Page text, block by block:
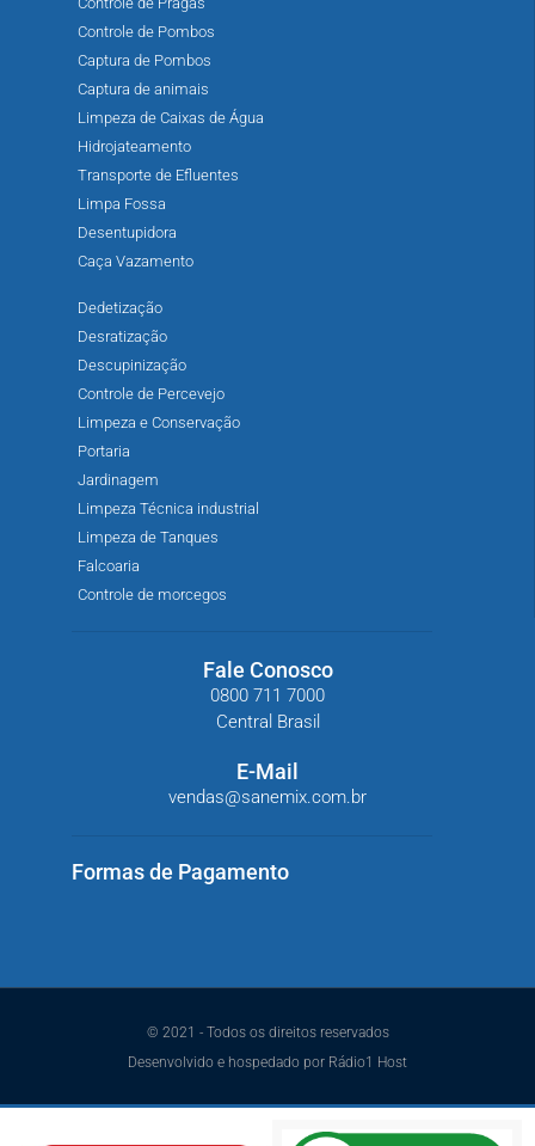
Controle de Pombos
Captura de Pombos
Captura de animais
Limpeza de Caixas de Água
Hidrojateamento
Transporte de Efluentes
Limpa Fossa
Desentupidora
Caça Vazamento
Dedetização
Desratização
Descupinização
Controle de Percevejo
Limpeza e Conservação
Portaria
Jardinagem
Limpeza Técnica industrial
Limpeza de Tanques
Falcoaria
Controle de morcegos
Fale Conosco
0800 711 7000
Central Brasil
E-Mail
vendas@sanemix.com.br
Formas de Pagamento
© 2021 - Todos os direitos reservados
Desenvolvido e hospedado por Rádio1 Host